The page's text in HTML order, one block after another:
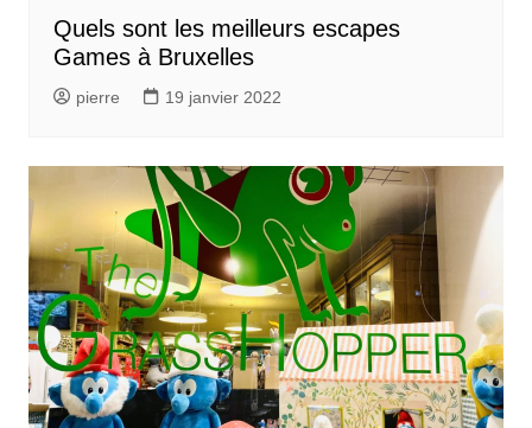
Quels sont les meilleurs escapes
Games à Bruxelles
pierre 19 janvier 2022